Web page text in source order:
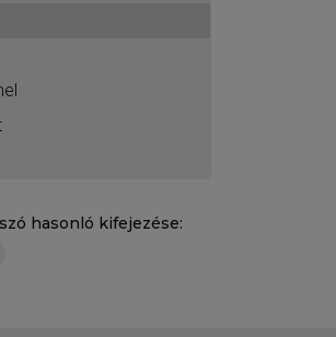
szó hasonló kifejezése: